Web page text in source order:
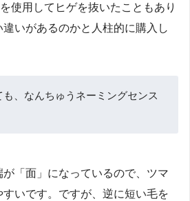
使用してヒゲを抜いたこともあり
いがあるのかと人柱的に購入し
も、なんちゅうネーミングセンス
「面」になっているので、ツマ
すいです。ですが、逆に短い毛を